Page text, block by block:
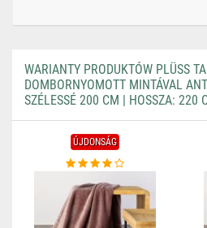
WARIANTY PRODUKTÓW PLÜSS
DOMBORNYOMOTT MINTÁVAL
SZÉLESSÉ 200 CM | HOSSZA: 220
ÚJDONSÁG